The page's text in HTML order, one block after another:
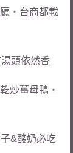
‧台商都載
頭依然香
炒薑母鴨‧
&酸奶必吃